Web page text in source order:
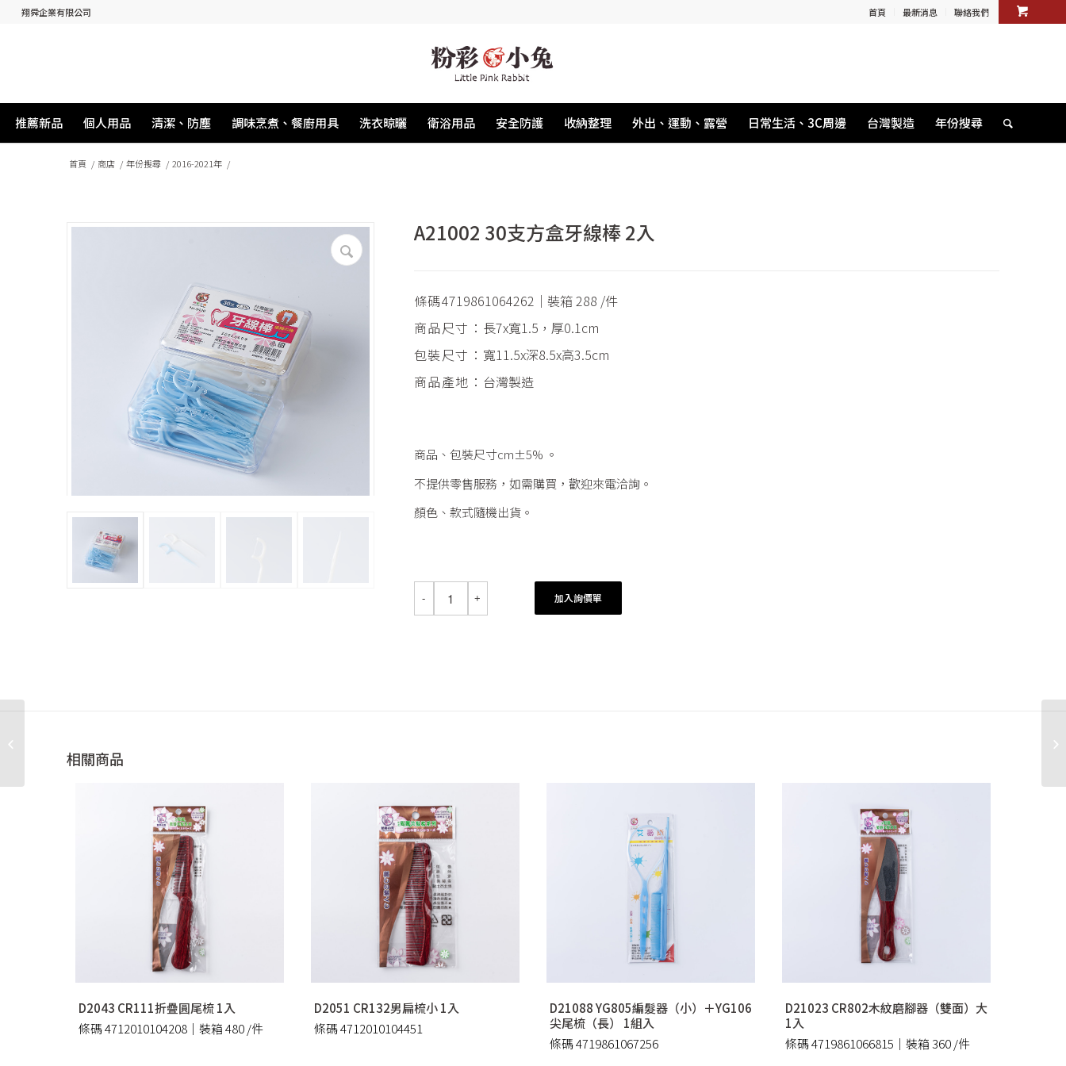
首頁 最新消息 聯絡我們
翔舜企業有限公司
推薦新品 個人用品 清潔、防塵 調味烹煮、餐廚用具 洗衣晾曬 衛浴用品 安全防護 收納整理 外出、運動、露營 日常生活、3C周邊 台灣製造 年份搜尋
首頁 / 商店 / 年份搜尋 / 2016-2021年 /
A21002 30支方盒牙線棒 2入
條碼4719861064262｜裝箱 288 /件
商品尺寸： 長7x寬1.5，厚0.1cm
包裝尺寸： 寬11.5x深8.5x高3.5cm
商品產地： 台灣製造
商品、包裝尺寸cm±5% 。
不提供零售服務，如需購買，歡迎來電洽詢。
顏色、款式隨機出貨。
加入詢價單
相關商品
D2043 CR111折疊圓尾梳 1入
條碼 4712010104208｜裝箱 480 /件
D2051 CR132男扁梳小 1入
條碼 4712010104451
D21088 YG805編髮器（小）＋YG106
尖尾梳（長） 1組入
條碼 4719861067256
D21023 CR802木紋磨腳器（雙面）大
1入
條碼 4719861066815｜裝箱 360 /件